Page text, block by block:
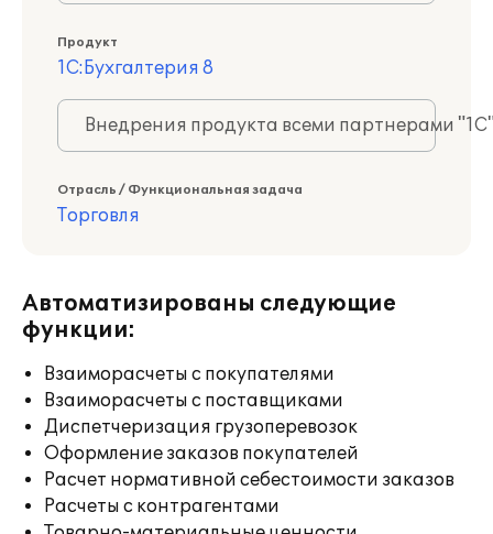
Продукт
1С:Бухгалтерия 8
Внедрения продукта всеми партнерами
Отрасль / Функциональная задача
Торговля
Автоматизированы следующие
функции:
Взаиморасчеты с покупателями
Взаиморасчеты с поставщиками
Диспетчеризация грузоперевозок
Оформление заказов покупателей
Расчет нормативной себестоимости заказов
Расчеты с контрагентами